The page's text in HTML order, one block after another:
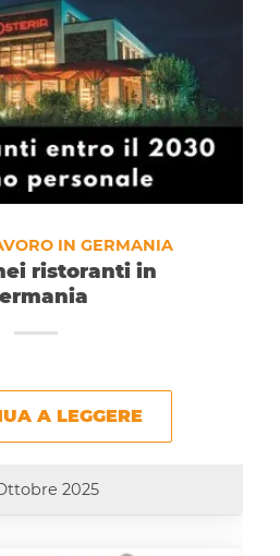
IN GERMANIA
ristoranti in
A LEGGERE
2025